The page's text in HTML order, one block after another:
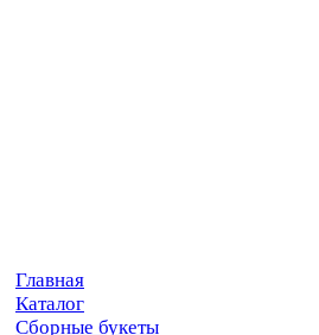
Главная
Каталог
Сборные букеты